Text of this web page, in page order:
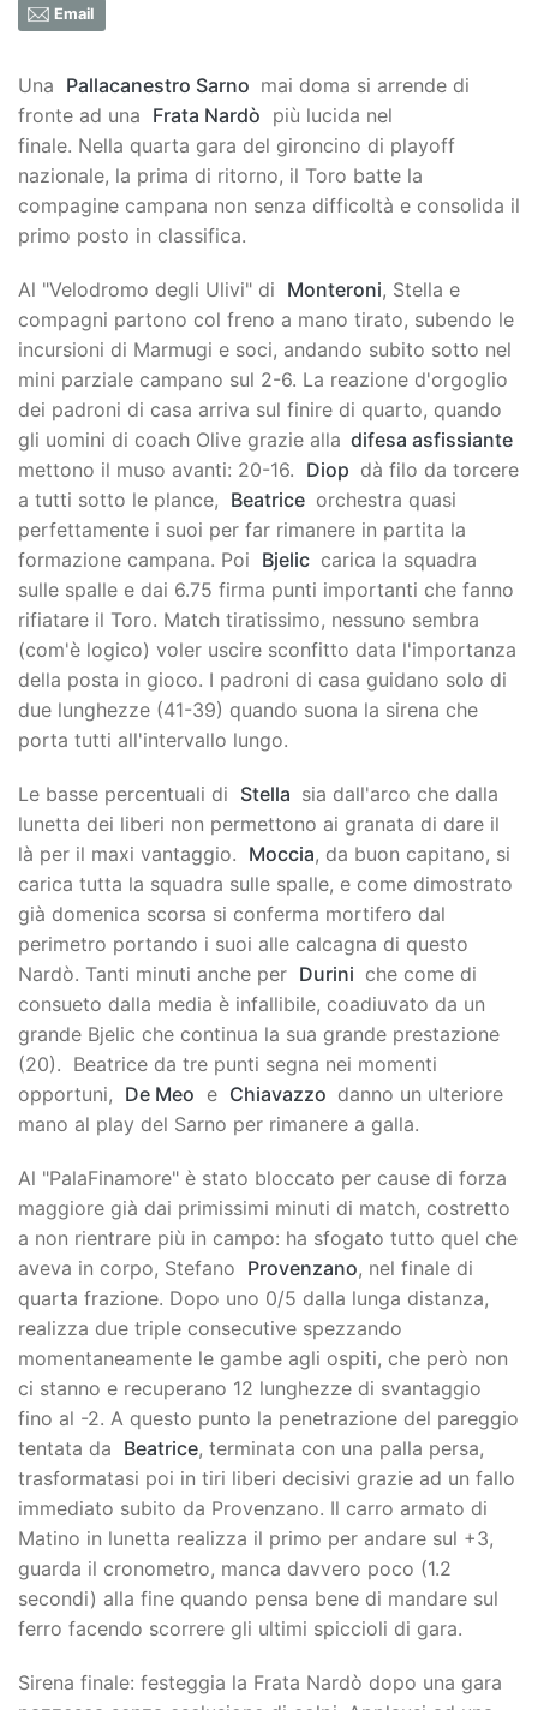
Email
Una Pallacanestro Sarno mai doma si arrende di
fronte ad una Frata Nardò più lucida nel
finale. Nella quarta gara del gironcino di playoff
nazionale, la prima di ritorno, il Toro batte la
compagine campana non senza difficoltà e consolida il
primo posto in classifica.
Al "Velodromo degli Ulivi" di Monteroni, Stella e
compagni partono col freno a mano tirato, subendo le
incursioni di Marmugi e soci, andando subito sotto nel
mini parziale campano sul 2-6. La reazione d'orgoglio
dei padroni di casa arriva sul finire di quarto, quando
gli uomini di coach Olive grazie alla difesa asfissiante
mettono il muso avanti: 20-16. Diop dà filo da torcere
a tutti sotto le plance, Beatrice orchestra quasi
perfettamente i suoi per far rimanere in partita la
formazione campana. Poi Bjelic carica la squadra
sulle spalle e dai 6.75 firma punti importanti che fanno
rifiatare il Toro. Match tiratissimo, nessuno sembra
(com'è logico) voler uscire sconfitto data l'importanza
della posta in gioco. I padroni di casa guidano solo di
due lunghezze (41-39) quando suona la sirena che
porta tutti all'intervallo lungo.
Le basse percentuali di Stella sia dall'arco che dalla
lunetta dei liberi non permettono ai granata di dare il
là per il maxi vantaggio. Moccia, da buon capitano, si
carica tutta la squadra sulle spalle, e come dimostrato
già domenica scorsa si conferma mortifero dal
perimetro portando i suoi alle calcagna di questo
Nardò. Tanti minuti anche per Durini che come di
consueto dalla media è infallibile, coadiuvato da un
grande Bjelic che continua la sua grande prestazione
(20). Beatrice da tre punti segna nei momenti
opportuni, De Meo e Chiavazzo danno un ulteriore
mano al play del Sarno per rimanere a galla.
Al "PalaFinamore" è stato bloccato per cause di forza
maggiore già dai primissimi minuti di match, costretto
a non rientrare più in campo: ha sfogato tutto quel che
aveva in corpo, Stefano Provenzano, nel finale di
quarta frazione. Dopo uno 0/5 dalla lunga distanza,
realizza due triple consecutive spezzando
momentaneamente le gambe agli ospiti, che però non
ci stanno e recuperano 12 lunghezze di svantaggio
fino al -2. A questo punto la penetrazione del pareggio
tentata da Beatrice, terminata con una palla persa,
trasformatasi poi in tiri liberi decisivi grazie ad un fallo
immediato subito da Provenzano. Il carro armato di
Matino in lunetta realizza il primo per andare sul +3,
guarda il cronometro, manca davvero poco (1.2
secondi) alla fine quando pensa bene di mandare sul
ferro facendo scorrere gli ultimi spiccioli di gara.
Sirena finale: festeggia la Frata Nardò dopo una gara